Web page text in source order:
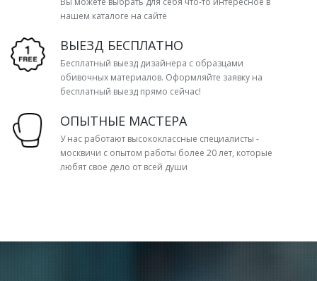
нашем каталоге на сайте
ВЫЕЗД БЕСПЛАТНО
Бесплатный выезд дизайнера с образцами
обивочных материалов. Оформляйте заявку на
бесплатный выезд прямо сейчас!
ОПЫТНЫЕ МАСТЕРА
У нас работают высококлассные специалисты -
москвичи с опытом работы более 20 лет, которые
любят свое дело от всей души